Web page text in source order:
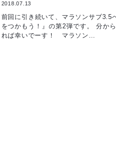
2018.07.13
前回に引き続いて、マラソンサブ3.5
をつかもう！』の第2弾です。 分か
れば幸いでーす！ マラソン…